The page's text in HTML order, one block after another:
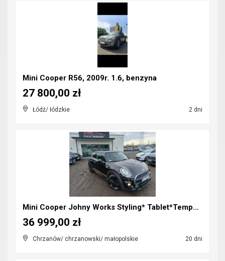
Mini Cooper R56, 2009r. 1.6, benzyna
Łódź/ łódzkie 2 dni
27 800,00 zł
Mini Cooper Johny Works Styling* Tablet*Tempomat*S...
Chrzanów/ chrzanowski/ małopolskie 20 dni
36 999,00 zł